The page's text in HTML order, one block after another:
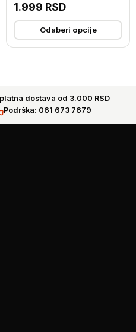
1.999 RSD
Odaberi opcije
dostava od 3.000 RSD
Podrška: 061 673 7679